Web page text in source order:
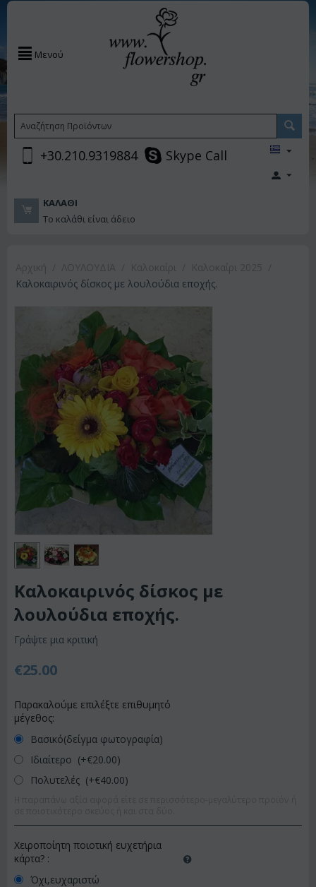
Μενού
+30.210.9319884 Skype Call
ΚΑΛΆΘΙ
Το καλάθι είναι άδειο
Kαλοκαιρινός δίσκος με λουλούδια εποχής.
Kαλοκαιρινός δίσκος με
λουλούδια εποχής.
Γράψτε μια κριτική
€25.00
Παρακαλούμε επιλέξτε επιθυμητό
μέγεθος:
Βασικό(δείγμα φωτογραφία)
Ιδιαίτερο (+€20.00)
Πολυτελές (+€40.00)
Χειροποίητη ποιοτική ευχετήρια
κάρτα? :
Όχι,ευχαριστώ